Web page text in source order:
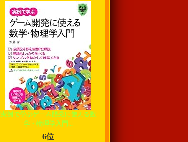
実例で学ぶゲーム開発に使える数
学・物理学入門...
6位